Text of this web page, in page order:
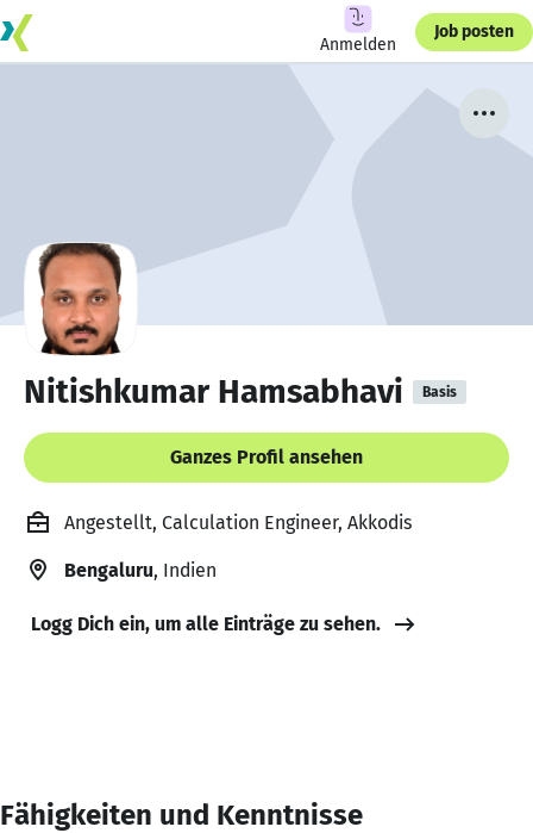
Anmelden
Job posten
Nitishkumar Hamsabhavi Basis
Ganzes Profil ansehen
Angestellt, Calculation Engineer, Akkodis
Bengaluru, Indien
Logg Dich ein, um alle Einträge zu sehen.
Fähigkeiten und Kenntnisse